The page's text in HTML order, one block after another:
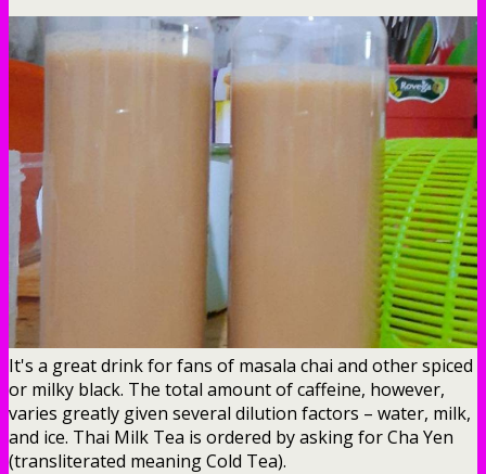
It's a great drink for fans of masala chai and other spiced
or milky black. The total amount of caffeine, however,
varies greatly given several dilution factors – water, milk,
and ice. Thai Milk Tea is ordered by asking for Cha Yen
(transliterated meaning Cold Tea).